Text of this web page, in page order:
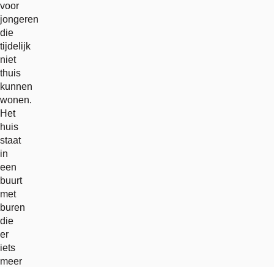
voor
jongeren
die
tijdelijk
niet
thuis
kunnen
wonen.
Het
huis
staat
in
een
buurt
met
buren
die
er
iets
meer